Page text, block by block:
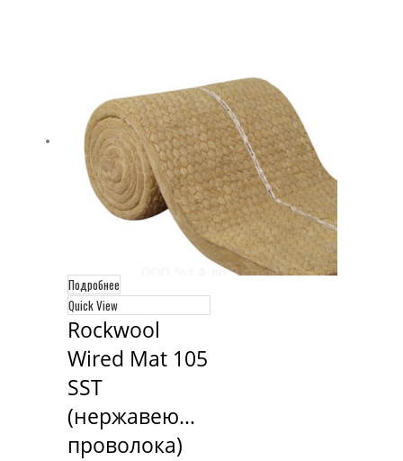
Подробнее
Quick View
Rockwool
Wired Mat 105
SST
(нержавеющая
проволока)